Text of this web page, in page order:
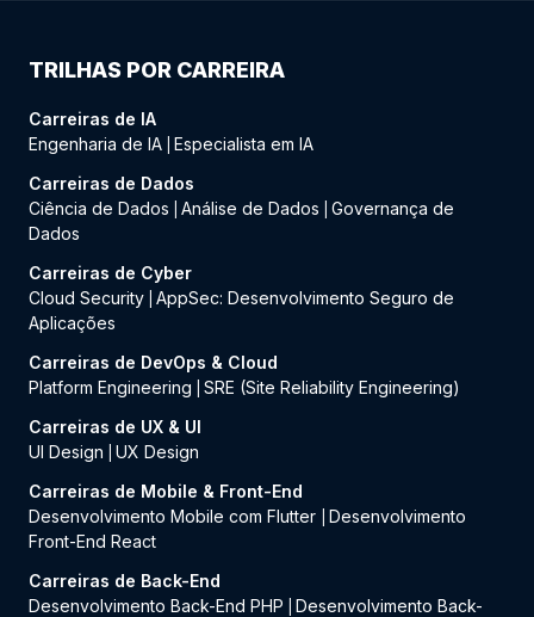
TRILHAS POR CARREIRA
Carreiras de IA
Engenharia de IA Especialista em IA
Carreiras de Dados
Ciência de Dados
Análise de Dados
Governança de
Dados
Carreiras de Cyber
Cloud Security AppSec: Desenvolvimento Seguro de
Aplicações
Carreiras de DevOps & Cloud
Platform Engineering
SRE (Site Reliability Engineering)
Carreiras de UX & UI
UI Design
UX Design
Carreiras de Mobile & Front-End
Desenvolvimento Mobile com Flutter
Desenvolvimento
Front-End React
Carreiras de Back-End
Desenvolvimento Back-End PHP
Desenvolvimento Back-